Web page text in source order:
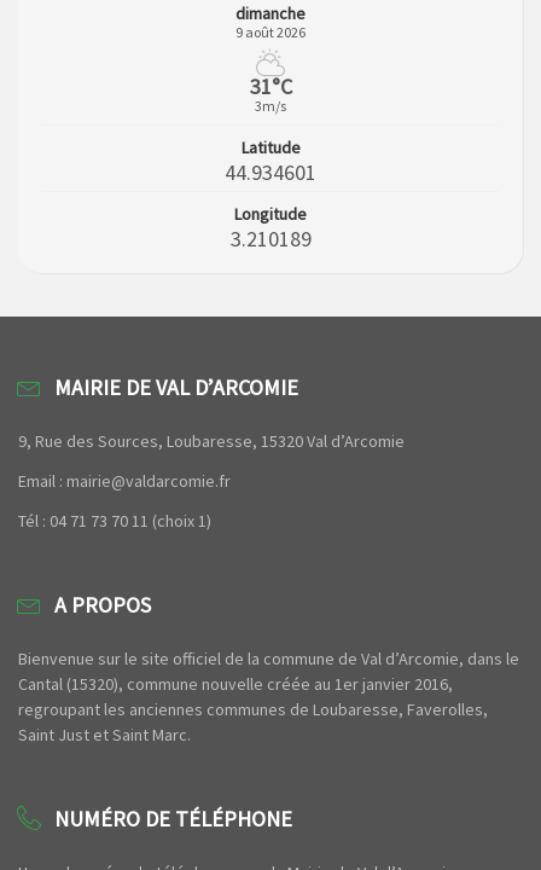
dimanche
9 août 2026
31°C
3m/s
Latitude
44.934601
Longitude
3.210189
MAIRIE DE VAL D’ARCOMIE
9, Rue des Sources, Loubaresse, 15320 Val d’Arcomie
Email : mairie@valdarcomie.fr
Tél : 04 71 73 70 11 (choix 1)
A PROPOS
Bienvenue sur le site officiel de la commune de Val d’Arcomie, dans le
Cantal (15320), commune nouvelle créée au 1er janvier 2016,
regroupant les anciennes communes de Loubaresse, Faverolles,
Saint Just et Saint Marc.
NUMÉRO DE TÉLÉPHONE